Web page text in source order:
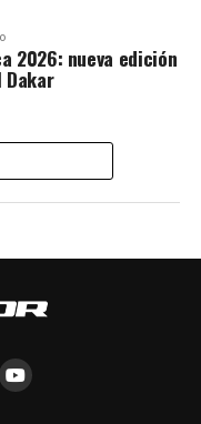
2026: nueva edición